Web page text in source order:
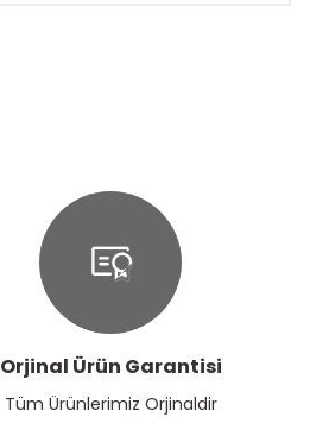
Orjinal Ürün Garantisi
Tüm Ürünlerimiz Orjinaldir